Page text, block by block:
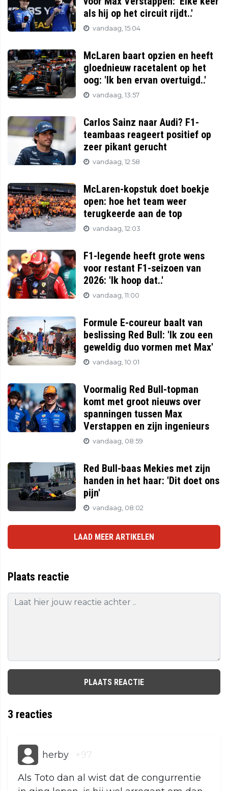
als hij op het circuit rijdt..'
vandaag, 15:04
McLaren baart opzien en heeft
gloednieuw racetalent op het
oog: 'Ik ben ervan overtuigd..'
vandaag, 13:57
Carlos Sainz naar Audi? F1-
teambaas reageert positief op
zeer pikant gerucht
vandaag, 12:58
McLaren-kopstuk doet boekje
open: hoe het team weer
terugkeerde aan de top
vandaag, 12:03
F1-legende heeft grote wens
voor restant F1-seizoen van
2026: 'Ik hoop dat..'
vandaag, 11:00
Formule E-coureur baalt van
beslissing Red Bull: 'Ik zou een
geweldig duo vormen met Max'
vandaag, 10:01
Voormalig Red Bull-topman
komt met groot nieuws over
spanningen tussen Max
Verstappen en zijn ingenieurs
vandaag, 08:59
Red Bull-baas Mekies met zijn
handen in het haar: 'Dit doet ons
pijn'
vandaag, 08:02
LAAD MEER ARTIKELEN
Plaats reactie
PLAATS REACTIE
3 reacties
herby +97
Als Toto dan al wist dat de congurrentie